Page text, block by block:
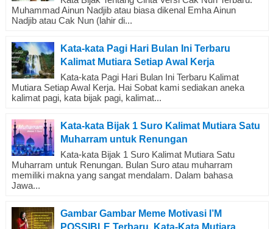
Muhammad Ainun Nadjib atau biasa dikenal Emha Ainun
Nadjib atau Cak Nun (lahir di...
Kata-kata Pagi Hari Bulan Ini Terbaru
Kalimat Mutiara Setiap Awal Kerja
Kata-kata Pagi Hari Bulan Ini Terbaru Kalimat
Mutiara Setiap Awal Kerja. Hai Sobat kami sediakan aneka
kalimat pagi, kata bijak pagi, kalimat...
Kata-kata Bijak 1 Suro Kalimat Mutiara Satu
Muharram untuk Renungan
Kata-kata Bijak 1 Suro Kalimat Mutiara Satu
Muharram untuk Renungan. Bulan Suro atau muharram
memiliki makna yang sangat mendalam. Dalam bahasa
Jawa...
Gambar Gambar Meme Motivasi I’M
POSSIBLE Terbaru, Kata-Kata Mutiara